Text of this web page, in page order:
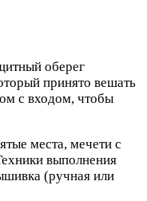
оберег
принято вешать
с входом, чтобы
места, мечети с
выполнения
(ручная или